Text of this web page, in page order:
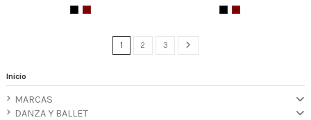
1 2 3
Inicio
MARCAS
DANZA Y BALLET